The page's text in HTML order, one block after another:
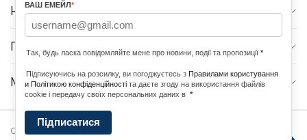
НОВИНИ
ПРОГРАМИ
МЕДІА КОНТАКТИ
Copyright © 2026 Ukrainian World
ВАШ ЕМЕЙЛ*
Так, будь ласка повідомляйте мене про новини, події та пропозиції *
Підписуючись на розсилку, ви погоджуєтесь з Правилами користування
и Політикою конфіденційності та даєте згоду на використання файлів
cookie і передачу своїх персональних даних в *
Підписатися